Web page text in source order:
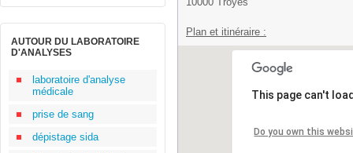
AUTOUR DU LABORATOIRE
D'ANALYSES
laboratoire d'analyse
médicale
prise de sang
dépistage sida
Plan et itinéraire :
This page can't
Do you own this